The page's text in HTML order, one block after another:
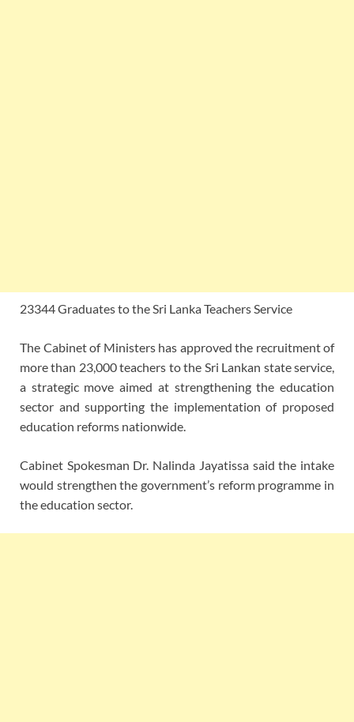
23344 Graduates to the Sri Lanka Teachers Service
The Cabinet of Ministers has approved the recruitment of
more than 23,000 teachers to the Sri Lankan state service,
a strategic move aimed at strengthening the education
sector and supporting the implementation of proposed
education reforms nationwide.
Cabinet Spokesman Dr. Nalinda Jayatissa said the intake
would strengthen the government’s reform programme in
the education sector.